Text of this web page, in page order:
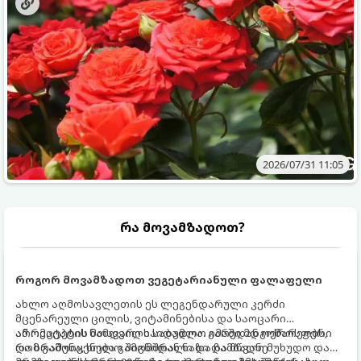
2026/07/31 11:05
რა მოვამზადოთ?
როგორ მოვამზადოთ ვეგეტარიანული ფალაფელი
ახლო აღმოსავლეთის ეს ლეგენდარული კერძი
მცენარეული ცილის, ვიტამინებისა და საოცარი
არომატების ნამდვილი საბადოა. გარედან ოქროსფერი
და ხრაშუნა, ხოლო შიგნიდან ნაზი და მწვანე
ამ რეცეპტის მთავარი საიდუმლო იმაში მდგომარეობს,
რომ გამოიყენება გამომშრალი და ჩამბალი მუხუდო და